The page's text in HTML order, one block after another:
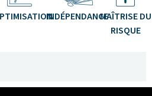
INDÉPENDANCEMAÎTRISE DU
RISQUE